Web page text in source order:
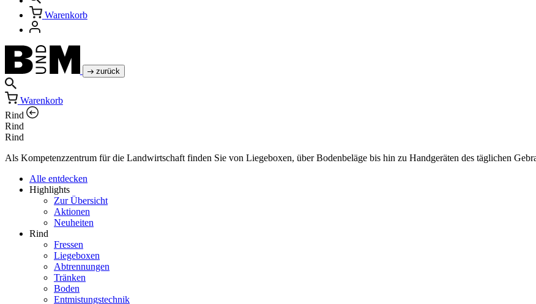
Warenkorb
zurück
Warenkorb
Rind
Rind
Rind
Als Kompetenzzentrum für die Landwirtschaft finden Sie von Liegeboxen, über Bodenbeläge bis hin zu Handgeräten des täglichen
Alle entdecken
Highlights
Zur Übersicht
Aktionen
Neuheiten
Rind
Fressen
Liegeboxen
Abtrennungen
Tränken
Boden
Entmistungstechnik